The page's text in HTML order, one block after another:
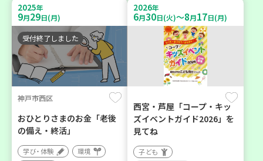
2025年
9月29日(月)
受付終了しました
神戸市西区
おひとりさまのお金「老後
の備え・終活」
学び・体験
環境
2026年
6月30日(火)～8月17日(月)
西宮・芦屋「コープ・キッ
ズイベントガイド2026」を
見てね
子ども